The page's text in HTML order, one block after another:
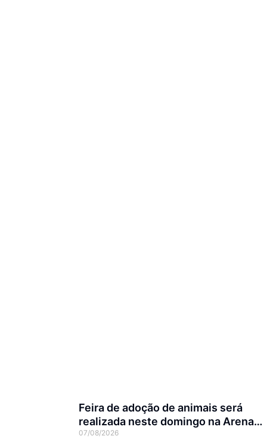
Feira de adoção de animais será
realizada neste domingo na Arena
Joinville
07/08/2026